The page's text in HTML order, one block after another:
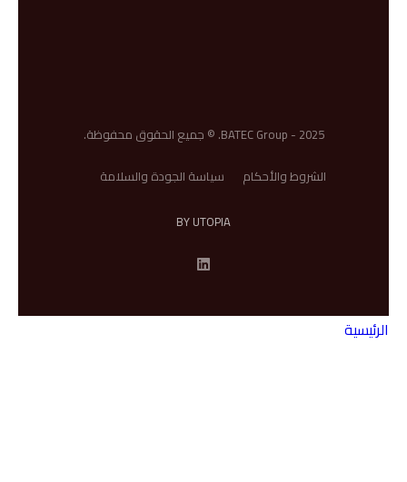
BATEC Group - 2025. © جميع الحقوق محفوظة.
الشروط والأحكام
سياسة الجودة والسلامة
BY UTOPIA
الرئيسية